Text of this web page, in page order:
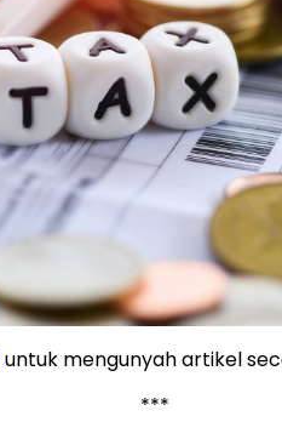
untuk mengunyah artikel
***